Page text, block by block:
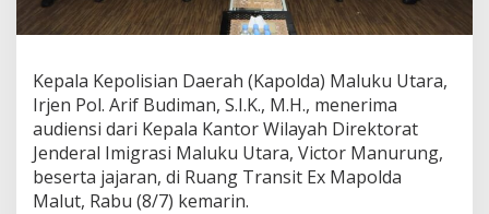
a
s
O
r
a
n
g
A
s
Kepala Kepolisian Daerah (Kapolda) Maluku Utara,
Irjen Pol. Arif Budiman, S.I.K., M.H., menerima
audiensi dari Kepala Kantor Wilayah Direktorat
Jenderal Imigrasi Maluku Utara, Victor Manurung,
beserta jajaran, di Ruang Transit Ex Mapolda
Malut, Rabu (8/7) kemarin.